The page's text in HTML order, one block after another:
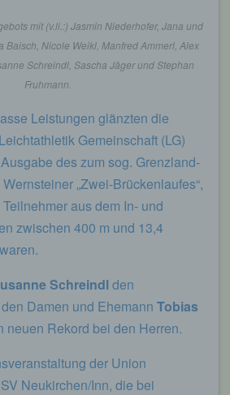
mit (v.li.:) Jasmin Niederhofer, Jana und
Baisch, Nicole Weikl, Manfred Ammerl, Alex
Schreindl, Sascha Jäger und Stephan
Fruhmann.
Leistungen glänzten die
Gemeinschaft (LG)
des zum sog. Grenzland-
„Zwei-Brückenlaufes“,
aus dem In- und
zwischen 400 m und 13,4
Schreindlden
Damen und Ehemann Tobias
neuen Rekord bei den Herren.
der Union
Neukirchen/Inn, die bei
System auf unsere
über ein zugreifendes
Internetseite angesteuert
und die Uhrzeit eines
(IP-Adresse), (7) der Internet-
Daten und Informationen, die
im Falle von Angriffen auf
Systeme
allgemeinen Daten und
wird keine Rückschlüsse auf
Diese Informationen werden
auszuliefern, (2) die Inhalte
die dauerhafte
unserer
Systeme und der
die zur Strafverfolgung
bereitzustellen. Diese